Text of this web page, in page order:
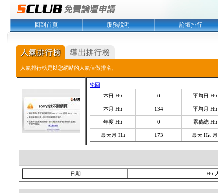
回到首頁 服務說明 論壇排行
人氣排行榜是以您網站的人氣值做排名。
轮回
本日 Hit
0 平均日 Hit
本月 Hit 134 平均月 Hit
年度 Hit 0 累積總 Hit
最大月 Hit 173 最大 Hit 月
日期 Hit